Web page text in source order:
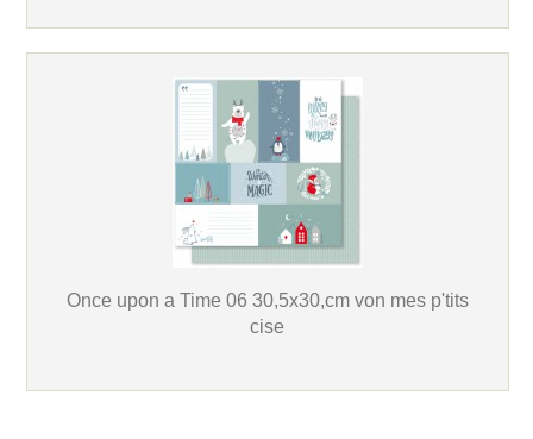
Once upon a Time 06 30,5x30,cm von mes p'tits
cise